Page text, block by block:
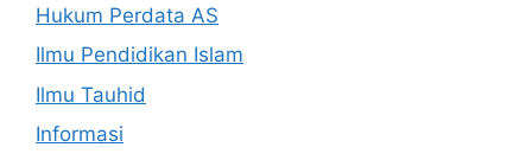
Hukum Perdata AS
Ilmu Pendidikan Islam
Ilmu Tauhid
Informasi